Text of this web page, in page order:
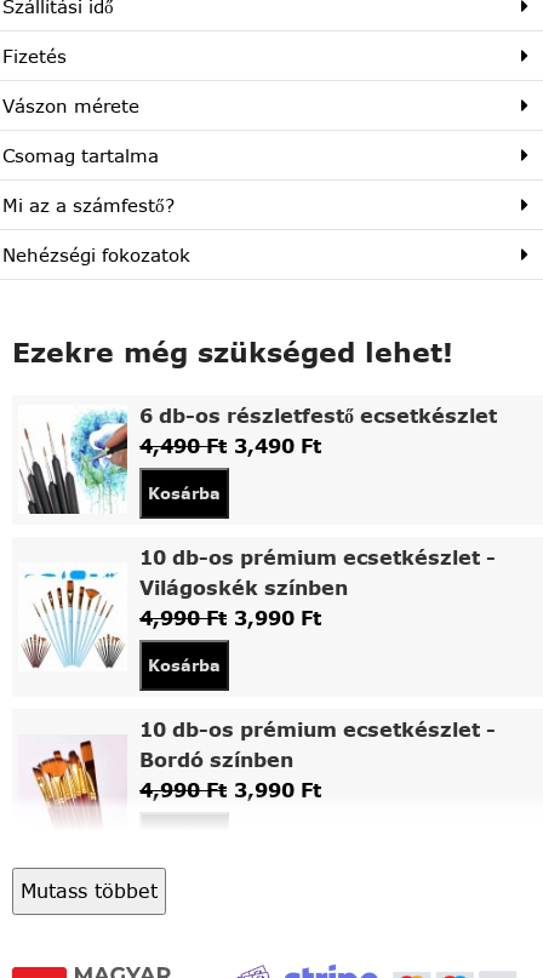
Szállítási idő
Fizetés
Vászon mérete
Csomag tartalma
Mi az a számfestő?
Nehézségi fokozatok
Ezekre még szükséged lehet!
6 db-os részletfestő ecsetkészlet
4,490Ft 3,490 Ft
Kosárba
10 db-os prémium ecsetkészlet -
Világoskék színben
4,990Ft 3,990 Ft
Kosárba
10 db-os prémium ecsetkészlet -
Bordó színben
4,990Ft 3,990 Ft
Asztali fa festőállvány
Mutass többet